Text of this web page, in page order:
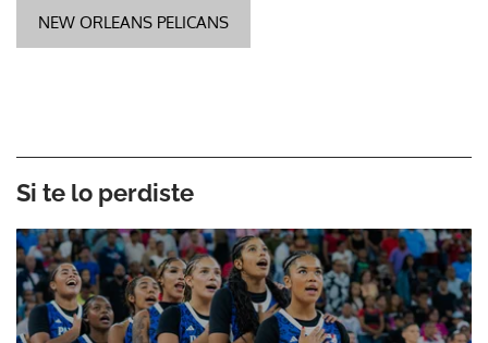
NEW ORLEANS PELICANS
Si te lo perdiste